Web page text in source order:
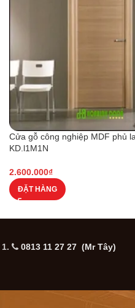
Cửa gỗ công nghiệp MDF phủ
KD.l1M1N
2.600.000₫
ĐẶT HÀNG
1. 0813 11 27 27 (Mr Tây)